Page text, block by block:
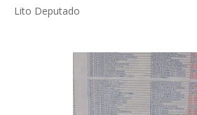
Lito Deputado